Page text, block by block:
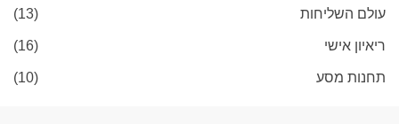
עולם השליחות (13)
ריאיון אישי (16)
תחנות מסע (10)